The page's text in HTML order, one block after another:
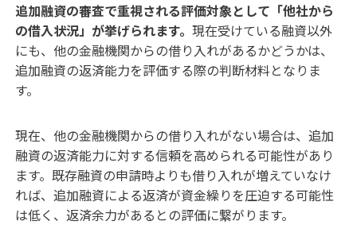
追加融資の審査で重視される評価対象として「他社から
の借入状況」が挙げられます。現在受けている融資以外
にも、他の金融機関からの借り入れがあるかどうかは、
追加融資の返済能力を評価する際の判断材料となりま
す。
現在、他の金融機関からの借り入れがない場合は、追加
融資の返済能力に対する信頼を高められる可能性があり
ます。既存融資の申請時よりも借り入れが増えていなけ
れば、追加融資による返済が資金繰りを圧迫する可能性
は低く、返済余力があるとの評価に繋がります。